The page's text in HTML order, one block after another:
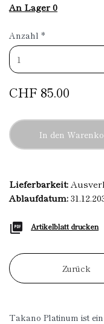
An Lager 0
Anzahl *
CHF 85.00
In den
Lieferbarkeit:
Ablaufdatum:
Artikelblatt drucken
Zurück
Takano Platinum ist